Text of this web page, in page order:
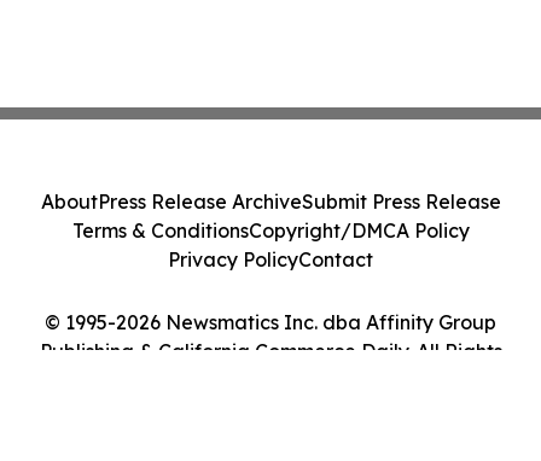
© 1995-2026 Newsmatics Inc. dba Affinity Group
Publishing & California Commerce Daily. All Rights
AboutPress Release ArchiveSubmit Press Release
Terms & ConditionsCopyright/DMCA Policy
Privacy PolicyContact